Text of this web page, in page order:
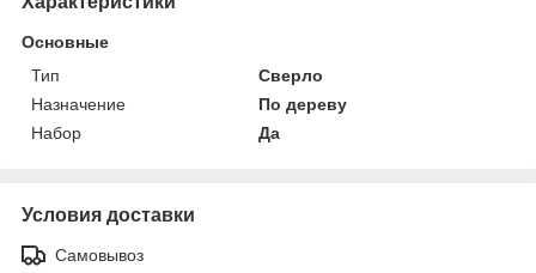
Основные
Тип
Сверло
Назначение
По дереву
Набор
Да
Условия доставки
Самовывоз